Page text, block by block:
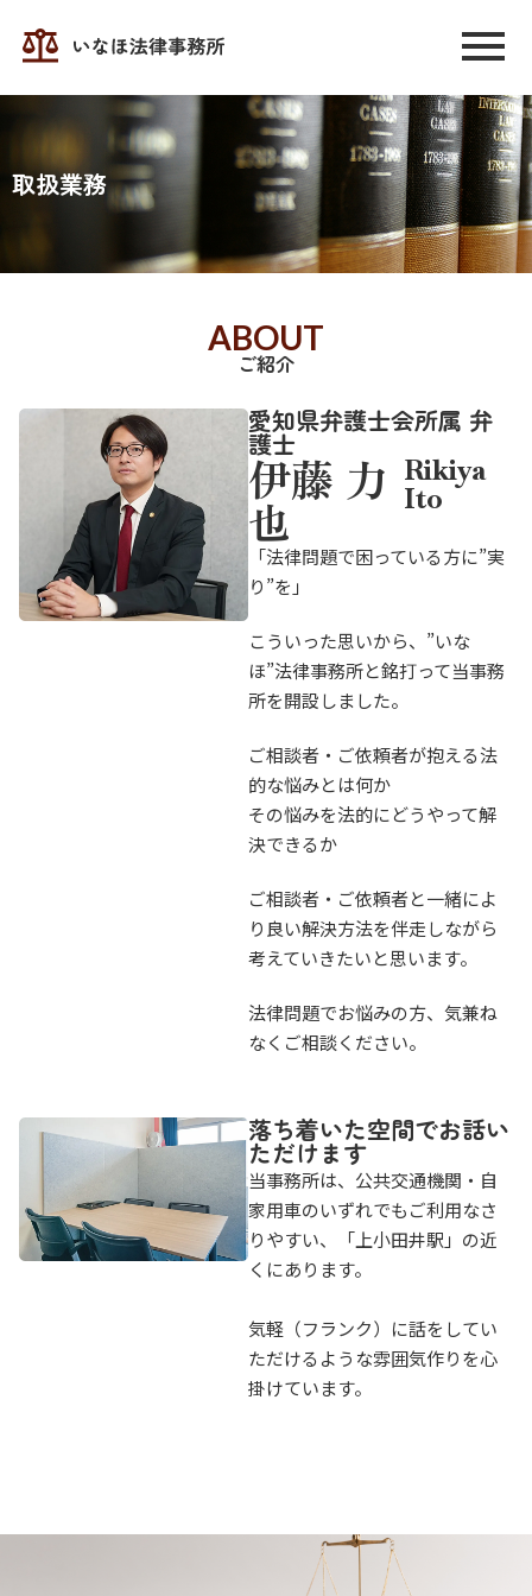
取扱業務
ABOUT
ご紹介
愛知県弁護士会所属 弁
護士
伊藤 力
也
Rikiya
Ito
「法律問題で困っている方に”実
り”を」
こういった思いから、”いな
ほ”法律事務所と銘打って当事務
所を開設しました。
ご相談者・ご依頼者が抱える法
的な悩みとは何か
その悩みを法的にどうやって解
決できるか
ご相談者・ご依頼者と一緒によ
り良い解決方法を伴走しながら
考えていきたいと思います。
法律問題でお悩みの方、気兼ね
なくご相談ください。
落ち着いた空間でお話い
ただけます
当事務所は、公共交通機関・自
家用車のいずれでもご利用なさ
りやすい、「上小田井駅」の近
くにあります。
気軽（フランク）に話をしてい
ただけるような雰囲気作りを心
掛けています。